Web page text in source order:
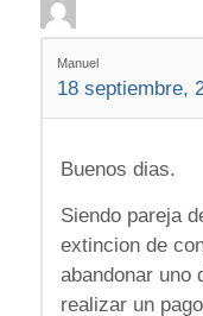
Manuel
18 septiembre,
Buenos dias.
Siendo pareja
extincion de
abandonar uno
realizar un